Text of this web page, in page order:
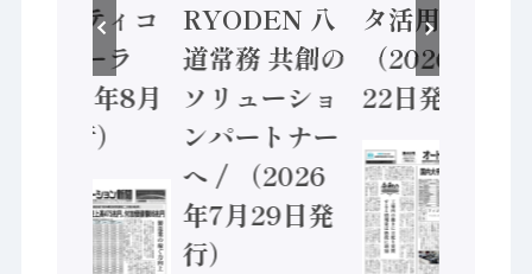
セーフティコ
ントローラ
（2026年8月
5日発行）
RYODEN 八
道常務 共創の
ソリューショ
ンパートナー
へ / （2026
年7月29日発
行）
タ活用 など
（2026年7月
22日発行）